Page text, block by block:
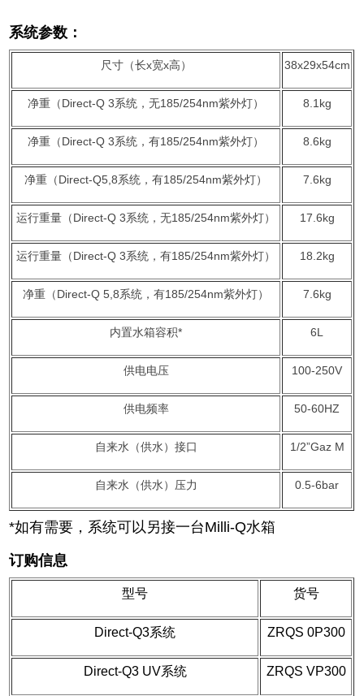
系统参数：
尺寸（长x宽x高） 38x29x54cm
净重（Direct-Q 3系统，无185/254nm紫外灯） 8.1kg
净重（Direct-Q 3系统，有185/254nm紫外灯） 8.6kg
净重（Direct-Q5,8系统，有185/254nm紫外灯） 7.6kg
运行重量（Direct-Q 3系统，无185/254nm紫外灯） 17.6kg
运行重量（Direct-Q 3系统，有185/254nm紫外灯） 18.2kg
净重（Direct-Q 5,8系统，有185/254nm紫外灯） 7.6kg
内置水箱容积* 6L
供电电压 100-250V
供电频率 50-60HZ
自来水（供水）接口 1/2”Gaz M
自来水（供水）压力 0.5-6bar
*如有需要，系统可以另接一台Milli-Q水箱
订购信息
型号 货号
Direct-Q3系统 ZRQS 0P300
Direct-Q3 UV系统 ZRQS VP300